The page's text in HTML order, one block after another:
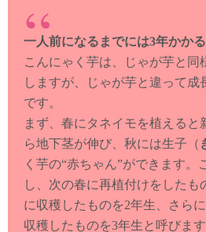
一人前になるまでには3年かかる
こんにゃく芋は、じゃが芋と同
しますが、じゃが芋と違って成
です。
まず、春にタネイモを植えると
ら地下茎が伸び、秋には生子（
く芋の“赤ちゃん”ができます。
し、次の春に再植付けをしたも
に収穫したものを2年生、さら
収穫したものを3年生と呼びます